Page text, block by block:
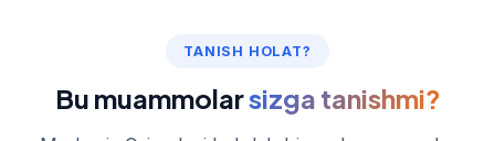
TANISH HOLAT?
Bu muammolarsizga tanishmi?